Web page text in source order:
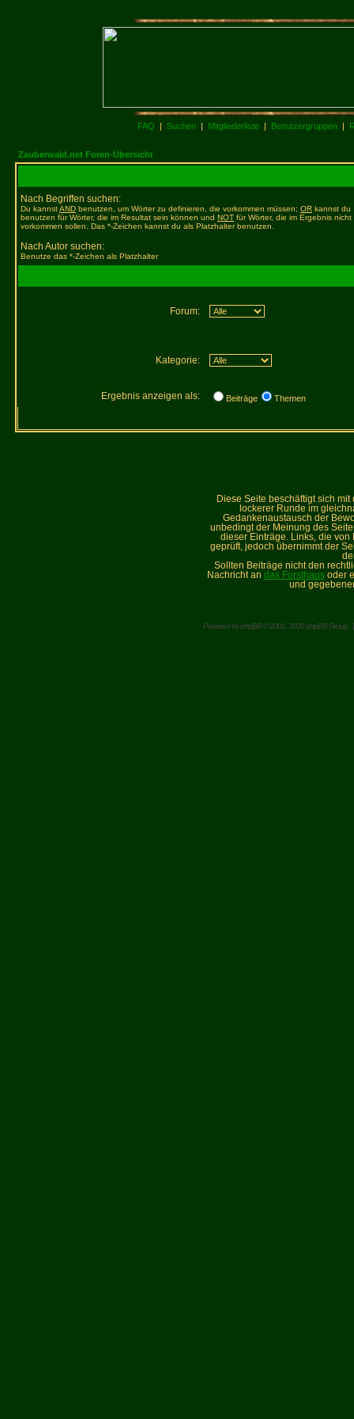
FAQ | Suchen | Mitgliederliste | Benutzergruppen |
Zauberwald.net Foren-Übersicht
Nach Begriffen suchen:
Du kannstAND benutzen, um Wörter zu definieren, die vorkommen müssen; OR kannst du
benutzen für Wörter, die im Resultat sein können und NOT für Wörter, die im Ergebnis nicht
vorkommen sollen. Das *-Zeichen kannst du als Platzhalter benutzen.
Nach Autor suchen:
Benutze das *-Zeichen als Platzhalter
Forum:
Kategorie:
Ergebnis anzeigen als: Beiträge Themen
Diese Seite beschäftigt sich
lockerer Runde im
Gedankenaustausch der
unbedingt der Meinung des
dieser Einträge. Links, die
geprüft, jedoch übernimmt der
Sollten Beiträge nicht den
Nachricht an das Forsthausoder
und
Powered byphpBB© 2001, 2005 phpBB Group